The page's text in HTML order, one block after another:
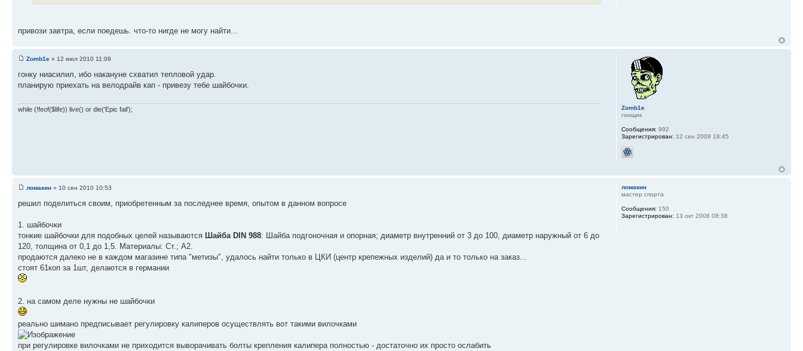
привози завтра, если поедешь. что-то нигде не могу найти...
Zomb1e » 12 июл 2010 11:09
гонку ниасилил, ибо накануне схватил тепловой удар.
планирую приехать на велодрайв кап - привезу тебе шайбочки.
while (!feof($life)) live() or die('Epic fail');
Zomb1e
гонщик
Сообщения: 992
Зарегистрирован: 12 сен 2008 18:45
ломакин » 10 сен 2010 10:53
решил поделиться своим, приобретенным за последнее время, опытом в данном вопросе
1. шайбочки
тонкие шайбочки для подобных целей называются Шайба DIN 988: Шайба подгоночная и опорная; диаметр внутренний от 3 до 100, диаметр наружный от 6 до
120, толщина от 0,1 до 1,5. Материалы: Ст.; А2.
продаются далеко не в каждом магазине типа "метизы", удалось найти только в ЦКИ (центр крепежных изделий) да и то только на заказ...
стоят 61коп за 1шт, делаются в германии
2. на самом деле нужны не шайбочки
реально шимано предписывает регулировку калиперов осуществлять вот такими вилочками
при регулировке вилочками не приходится выворачивать болты крепления калипера полностью - достаточно их просто ослабить
ломакин
мастер спорта
Сообщения: 150
Зарегистрирован: 13 окт 2008 08:38